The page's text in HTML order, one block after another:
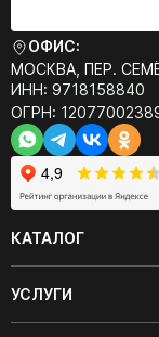
ОФИС:
МОСКВА, ПЕР.
ИНН: 9718158840
ОГРН:
КАТАЛОГ
УСЛУГИ